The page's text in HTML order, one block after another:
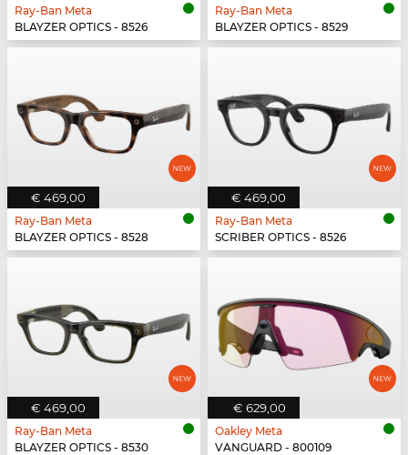
Ray-Ban Meta
BLAYZER OPTICS - 8526
Ray-Ban Meta
BLAYZER OPTICS - 8529
€ 469,00
Ray-Ban Meta
BLAYZER OPTICS - 8528
€ 469,00
Ray-Ban Meta
SCRIBER OPTICS - 8526
€ 469,00
Ray-Ban Meta
BLAYZER OPTICS - 8530
€ 629,00
Oakley Meta
VANGUARD - 800109